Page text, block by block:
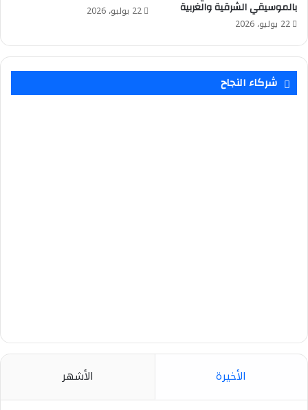
بالموسيقي الشرقية والغربية
22 يوليو، 2026
22 يوليو، 2026
شركاء النجاح
الأخيرة الأشهر